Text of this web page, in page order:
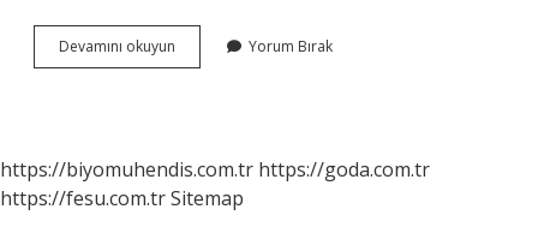
Devamını okuyun
Borçlanması
Yorum Bırak
https://biyomuhendis.com.tr https://goda.com.tr
https://fesu.com.trSitemap